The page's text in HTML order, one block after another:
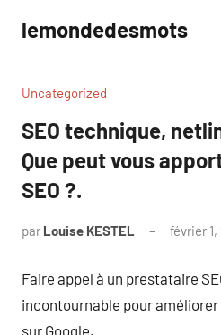
contenu
lemondedesmots
Uncategorized
SEO technique,
Que peut vous
SEO ?.
par Louise KESTEL février 1,
Faire appel à un prestataire
incontournable pour
sur Google.